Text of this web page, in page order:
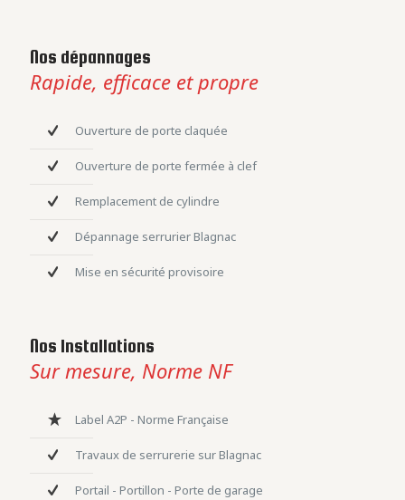
Nos dépannages
Rapide, efficace et propre
Ouverture de porte claquée
Ouverture de porte fermée à clef
Remplacement de cylindre
Dépannage serrurier Blagnac
Mise en sécurité provisoire
Nos Installations
Sur mesure, Norme NF
Label A2P - Norme Française
Travaux de serrurerie sur Blagnac
Portail - Portillon - Porte de garage